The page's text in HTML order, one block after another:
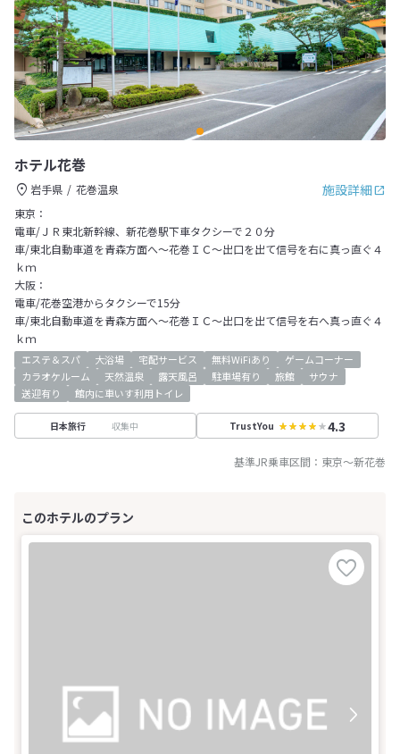
ホテル花巻
施設詳細
岩手県
花巻温泉
東京：
電車/ＪＲ東北新幹線、新花巻駅下車タクシーで２０分
車/東北自動車道を青森方面へ～花巻ＩＣ～出口を出て信号を右に真っ直ぐ４
ｋｍ
大阪：
電車/花巻空港からタクシーで15分
車/東北自動車道を青森方面へ～花巻ＩＣ～出口を出て信号を右へ真っ直ぐ４
ｋｍ
エステ＆スパ 大浴場 宅配サービス 無料WiFiあり
ゲームコーナー
カラオケルーム
天然温泉 露天風呂 駐車場有り 旅館
サウナ
送迎有り
館内に車いす利用トイレ
日本旅行 収集中 TrustYou 4.3
基準JR乗車区間： 東京～新花巻